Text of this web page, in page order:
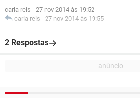
carla reis - 27 nov 2014 às 19:52
carla reis - 27 nov 2014 às 19:55
2 Respostas